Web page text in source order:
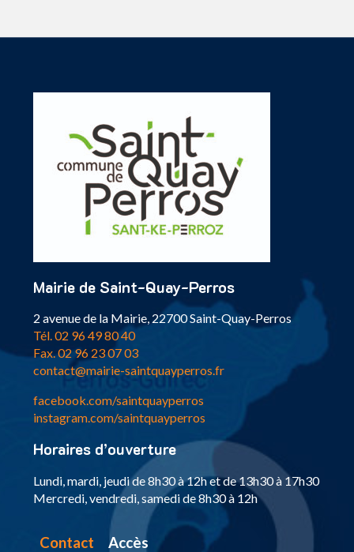
Mairie de Saint-Quay-Perros
2 avenue de la Mairie, 22700 Saint-Quay-Perros
Tél. 02 96 49 80 40
Fax. 02 96 23 07 03
contact@mairie-saintquayperros.fr
facebook.com/saintquayperros
instagram.com/saintquayperros
Horaires d’ouverture
Lundi, mardi, jeudi de 8h30 à 12h et de 13h30 à 17h30
Mercredi, vendredi, samedi de 8h30 à 12h
Contact Accès